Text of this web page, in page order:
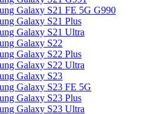
Galaxy S21 FE 5G G990
Galaxy S21 Plus
Galaxy S21 Ultra
Galaxy S22
Galaxy S22 Plus
Galaxy S22 Ultra
Galaxy S23
Galaxy S23 FE 5G
Galaxy S23 Plus
Galaxy S23 Ultra